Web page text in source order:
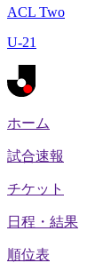
ACL Two
U-21
ホーム
試合速報
チケット
日程・結果
順位表